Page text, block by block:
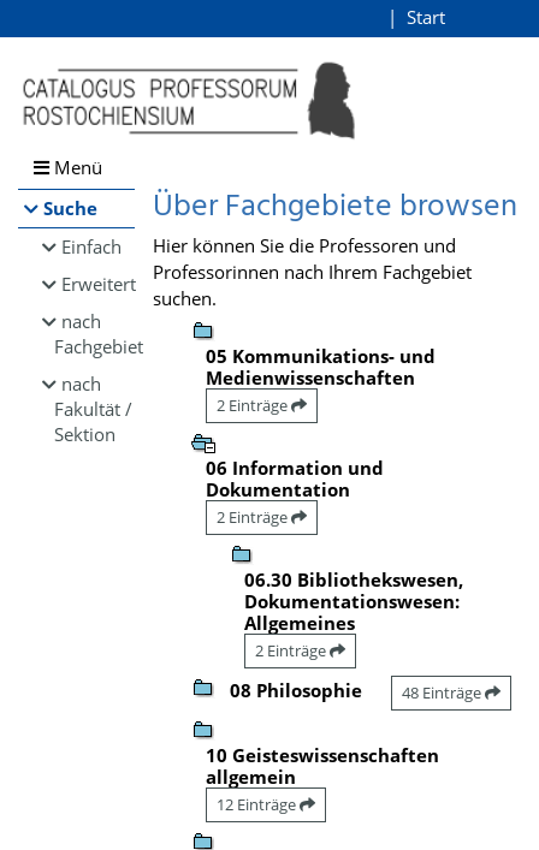
Browsen
direkt zum Inhalt
Start
Menü
Suche
Einfach
Erweitert
nach
Fachgebiet
nach
Fakultät /
Sektion
Über Fachgebiete browsen
Hier können Sie die Professoren und
Professorinnen nach Ihrem Fachgebiet
suchen.
05 Kommunikations- und
Medienwissenschaften
2 Einträge
06 Information und
Dokumentation
2 Einträge
06.30 Bibliothekswesen,
Dokumentationswesen:
Allgemeines
2 Einträge
08 Philosophie 48 Einträge
10 Geisteswissenschaften
allgemein
12 Einträge